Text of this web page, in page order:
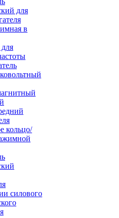
для
в
кольцо/
силового